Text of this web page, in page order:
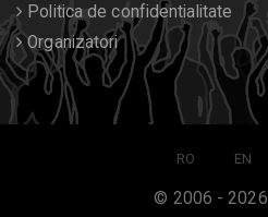
Politica de confidentialitate
Organizatori
RO EN
© 2006 - 2026